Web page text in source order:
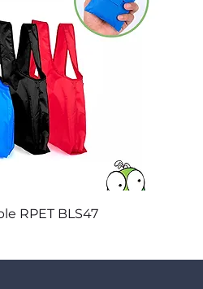
Vista rápida
RPET BLS47